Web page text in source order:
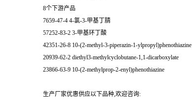
8个下游产品
7659-47-4 4-氯-3-甲基丁腈
57252-83-2 3-甲基环丁酸
42351-26-8 10-(2-methyl-3-piperazin-1-ylpropyl)phenothiazine
20939-62-2 diethyl3-methylcyclobutane-1,1-dicarboxylate
23866-63-9 10-(2-methylprop-2-enyl)phenothiazine
生产厂家优惠供应以下品种,欢迎咨询: